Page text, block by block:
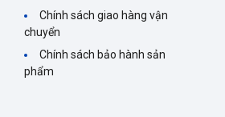
Chính sách giao hàng vận
chuyển
Chính sách bảo hành sản
phẩm